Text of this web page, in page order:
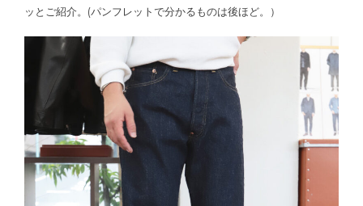
ッとご紹介。(パンフレットで分かるものは後ほど。）